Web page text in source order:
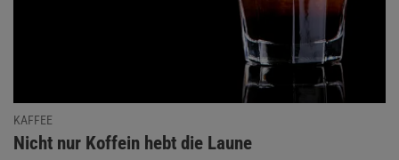
KAFFEE
:
Nicht nur Koffein hebt die Laune